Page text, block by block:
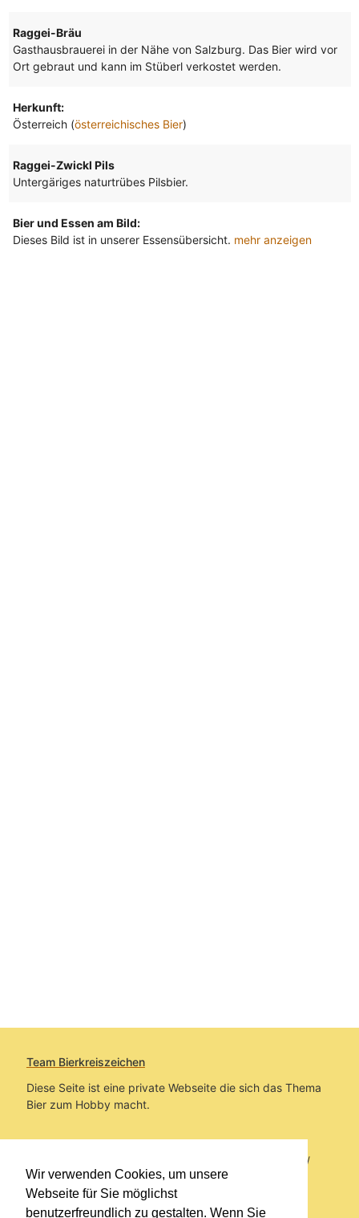
Wir verwenden Cookies, um unsere
Webseite für Sie möglichst
benutzerfreundlich zu gestalten. Wenn Sie
Raggei-Bräu
Gasthausbrauerei in der Nähe von Salzburg. Das Bier wird vor
Ort gebraut und kann im Stüberl verkostet werden.
Herkunft:
Österreich (österreichisches Bier)
Raggei-Zwickl Pils
Untergäriges naturtrübes Pilsbier.
Bier und Essen am Bild:
Dieses Bild ist in unserer Essensübersicht. mehr anzeigen
Team Bierkreiszeichen
Diese Seite ist eine private Webseite die sich das Thema
Bier zum Hobby macht.
Sie befinden sich auf https://www.bierkreiszeichen.at/
im Pfad:Bierkreiszeichen/Gesammelte Biere